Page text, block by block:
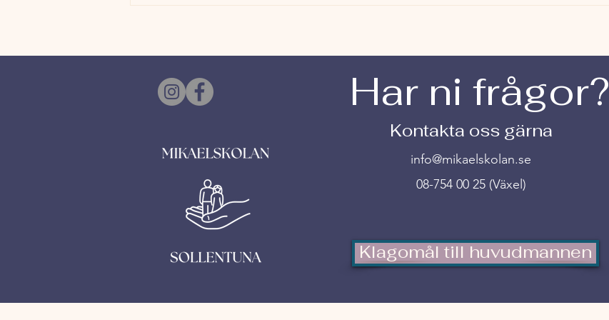
Har ni frågor?
Kontakta oss gärna
info@mikaelskolan.se
08-754 00 25 (Växel)
Klagomål till huvudmannen